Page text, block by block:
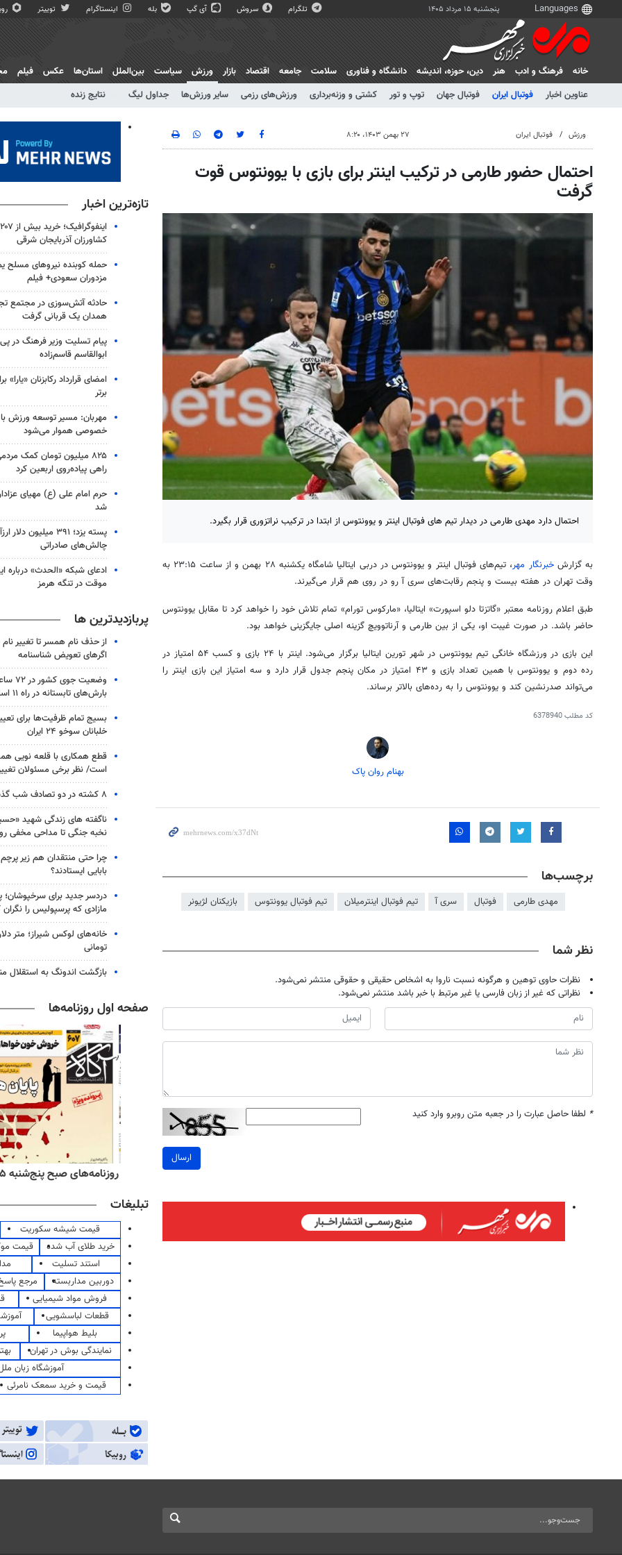
پنجشنبه ۱۵ مرداد ۱۴۰۵ تلگرام سروش آی گپ بله اینستاگرام توییتر
خانه فرهنگ و ادب هنر دين، حوزه، انديشه دانشگاه و فناوری سلامت جامعه اقتصاد بازار
ورزش
عناوین اخبار
فوتبال ایران فوتبال جهان توپ و تور کشتی و وزنه‌برداری ورزش‌های رزمی سایر ورزش‌ها جداول لیگ نتایج زنده
سیاست بین‌الملل استان‌ها عکس فیلم
ورزش فوتبال ایران ۲۷ بهمن ۱۴۰۳، ۸:۲۰
احتمال حضور طارمی در ترکیب اینتر برای بازی با یوونتوس قوت
گرفت
احتمال دارد مهدی طارمی در دیدار تیم های فوتبال اینتر و یوونتوس از ابتدا در ترکیب نراتزوری قرار بگیرد.
به گزارشخبرنگار مهر
، تیم‌های فوتبال اینتر و یوونتوس در دربی ایتالیا شامگاه یکشنبه ۲۸ بهمن و از ساعت ۲۳:۱۵ به
وقت تهران در هفته بیست و پنجم رقابت‌های سری آ رو در روی هم قرار می‌گیرند.
طبق اعلام روزنامه معتبر «گاتزتا دلو اسپورت» ایتالیا، «مارکوس تورام» تمام تلاش خود را خواهد کرد تا مقابل یوونتوس
حاضر باشد. در صورت غیبت او، یکی از بین طارمی و آرناتوویچ گزینه اصلی جایگزینی خواهد بود.
این بازی در ورزشگاه خانگی تیم یوونتوس در شهر تورین ایتالیا برگزار می‌شود. اینتر با ۲۴ بازی و کسب ۵۴ امتیاز در
رده دوم و یوونتوس با همین تعداد بازی و ۴۳ امتیاز در مکان پنجم جدول قرار دارد و سه امتیاز این بازی اینتر را
می‌تواند صدرنشین کند و یوونتوس را به رده‌های بالاتر برساند.
کد مطلب6378940
بهنام روان پاک
برچسب‌ها
مهدی طارمی فوتبال سری آ تیم فوتبال اینترمیلان تیم فوتبال یوونتوس بازیکنان لژیونر
نظر شما
نظرات حاوی توهین و هرگونه نسبت ناروا به اشخاص حقیقی و حقوقی منتشر نمی‌شود.
نظراتی که غیر از زبان فارسی یا غیر مرتبط با خبر باشد منتشر نمی‌شود.
* لطفا حاصل عبارت را در جعبه متن روبرو وارد کنید
ارسال
تازه‌ترین اخبار
کشاورزان آذربایجان شرقی
حمله کوبنده نیروهای مسلح
مزدوران سعودی+ فیلم
حادثه آتش‌سوزی در مجتمع
همدان یک قربانی گرفت
پیام تسلیت وزیر فرهنگ در
ابوالقاسم قاسم‌زاده
امضای قرارداد رکابزنان
برتر
مهربان: مسیر توسعه ورزش
خصوصی هموار می‌شود
راهی پیاده‌روی اربعین کرد
حرم امام علی (ع) مهیای
شد
پسته یزد؛ ۳۹۱ میلیون
چالش‌های صادراتی
ادعای شبکه «الحدث» درباره
موقت در تنگه هرمز
پربازدیدترین ها
از حذف نام همسر تا تغییر نام
اگرهای تعویض شناسنامه
وضعیت
بارش‌های تابستانه در راه ۱۱ استان
بسیج تمام ظرفیت‌ها برای
خلبانان سوخو ۲۴ ایران
قطع همکاری با قلعه نویی
است/ نظر برخی مسئولان
۸ کشته در دو تصادف شب گذشته
ناگفته های زندگی شهید
نخبه جنگی تا مداحی مخفی
چرا حتی منتقدان هم زیر
بابایی ایستادند؟
دردسر جدید برای سرخپوشان؛
مازادی که پرسپولیس را نگران
خانه‌های لوکس شیراز؛ متر
تومانی
بازگشت اندونگ به استقلال
صفحه اول روزنامه‌ها
روزنامه‌های اقتصادی پنج‌شنبه ۱۵ مرداد ۱۴۰۵ روزنامه‌های صبح پنج‌شنبه ۱۵ مرداد ۱۴۰۵
تبلیغات
قیمت شیشه سکوریت
خرید طلای آب شده
قیمت
استند تسلیت
دوربین مداربسته
مرجع
فروش مواد شیمیایی
قطعات لباسشویی
بلیط هواپیما
نمایندگی بوش در تهران
آموزشگاه زبان
قیمت و خرید سمعک نامرئی